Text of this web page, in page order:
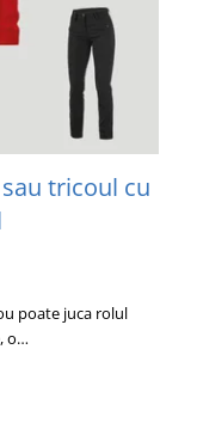
tricoul cu
poate juca rolul
o…